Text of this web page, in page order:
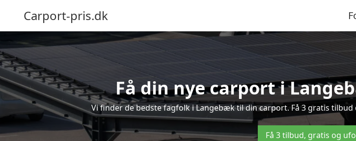
Carport-pris.dk
Få din nye carport i
Vi finder de bedste fagfolk i Langebæk til din carport. Få 3 gratis
Få 3 tilbud, gratis og